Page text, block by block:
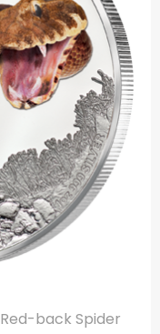
Red-back Spider